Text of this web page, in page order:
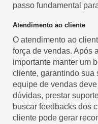
passo fundamental
Atendimento ao cliente
O atendimento ao
força de vendas. Após
importante manter um
cliente, garantindo sua
equipe de vendas
dúvidas, prestar
buscar feedbacks dos
cliente pode gerar